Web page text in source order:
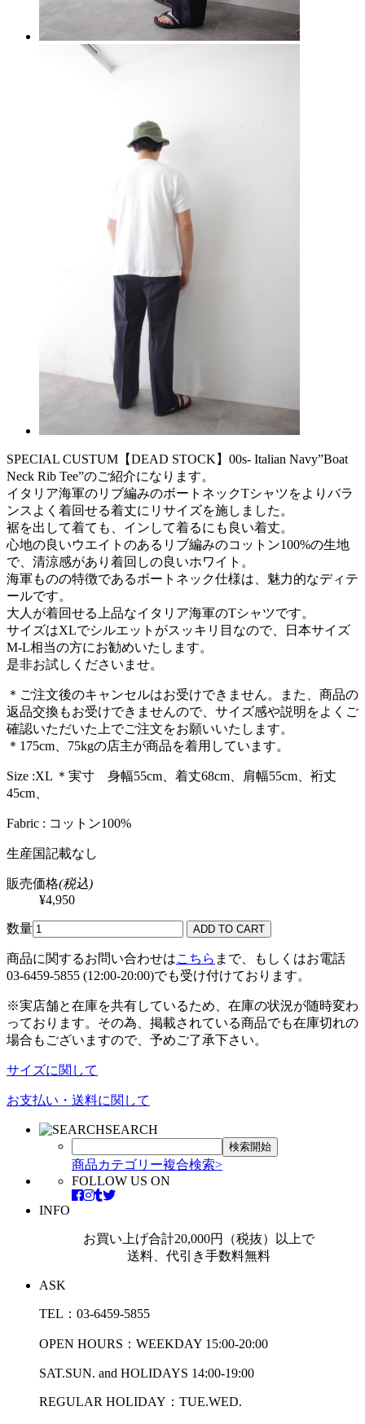
SPECIAL CUSTUM【DEAD STOCK】00s- Italian Navy”Boat
Neck Rib Tee”のご紹介になります。
イタリア海軍のリブ編みのボートネックTシャツをよりバラ
ンスよく着回せる着丈にリサイズを施しました。
裾を出して着ても、インして着るにも良い着丈。
心地の良いウエイトのあるリブ編みのコットン100%の生地
で、清涼感があり着回しの良いホワイト。
海軍ものの特徴であるボートネック仕様は、魅力的なディテ
ールです。
大人が着回せる上品なイタリア海軍のTシャツです。
サイズはXLでシルエットがスッキリ目なので、日本サイズ
M-L相当の方にお勧めいたします。
是非お試しくださいませ。
＊ご注文後のキャンセルはお受けできません。また、商品の
返品交換もお受けできませんので、サイズ感や説明をよくご
確認いただいた上でご注文をお願いいたします。
＊175cm、75kgの店主が商品を着用しています。
Size :XL ＊実寸 身幅55cm、着丈68cm、肩幅55cm、裄丈
45cm、
Fabric : コットン100%
生産国記載なし
販売価格(税込)
¥4,950
数量
商品に関するお問い合わせはこちら まで、もしくはお電話
03-6459-5855 (12:00-20:00)でも受け付けております。
※実店舗と在庫を共有しているため、在庫の状況が随時変わ
っております。その為、掲載されている商品でも在庫切れの
場合もございますので、予めご了承下さい。
サイズに関して
お支払い・送料に関して
SEARCH
商品カテゴリー複合検索>
FOLLOW US ON
INFO
お買い上げ合計20,000円（税抜）以上で
送料、代引き手数料無料
ASK
TEL：03-6459-5855
OPEN HOURS：WEEKDAY 15:00-20:00
SAT.SUN. and HOLIDAYS 14:00-19:00
REGULAR HOLIDAY：TUE.WED.